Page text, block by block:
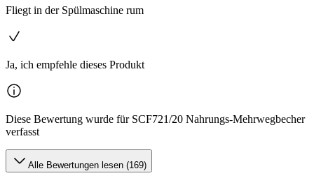
Fliegt in der Spülmaschine rum
Ja, ich empfehle dieses Produkt
Diese Bewertung wurde für SCF721/20 Nahrungs-Mehrwegbecher
verfasst
Alle Bewertungen lesen (169)